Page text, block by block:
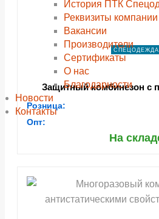
История ПТК
Реквизиты компании
Вакансии
Производители
Сертификаты
О нас
Благодарности
Новости
Контакты
СПЕЦОДЕЖДА
Защитный комбинезон с
Розница:
Опт:
На